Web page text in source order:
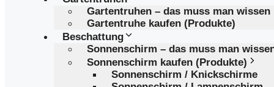
Gartentruhen – das muss man wissen
Gartentruhe kaufen (Produkte)
Beschattung
Sonnenschirm – das muss man
Sonnenschirm kaufen (Produkte)
Sonnenschirm / Knickschirme